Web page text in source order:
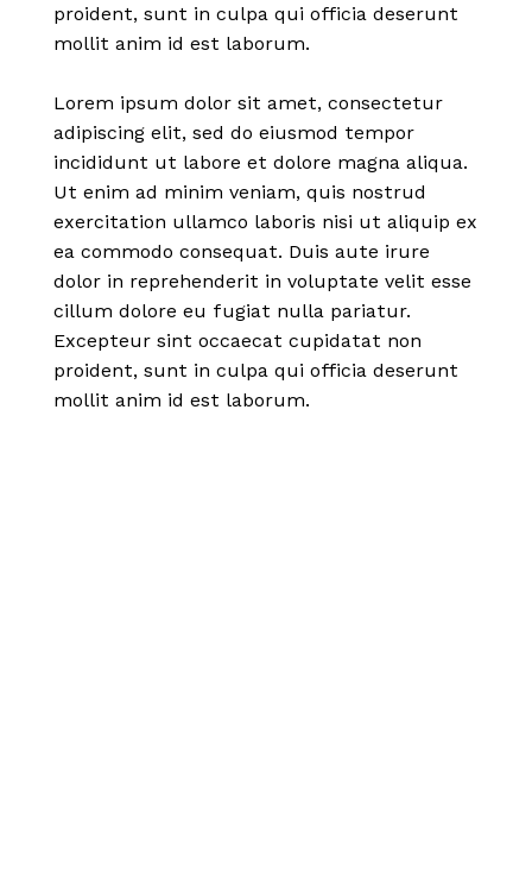
proident, sunt in culpa qui officia deserunt
mollit anim id est laborum.
Lorem ipsum dolor sit amet, consectetur
adipiscing elit, sed do eiusmod tempor
incididunt ut labore et dolore magna aliqua.
Ut enim ad minim veniam, quis nostrud
exercitation ullamco laboris nisi ut aliquip ex
ea commodo consequat. Duis aute irure
dolor in reprehenderit in voluptate velit esse
cillum dolore eu fugiat nulla pariatur.
Excepteur sint occaecat cupidatat non
proident, sunt in culpa qui officia deserunt
mollit anim id est laborum.